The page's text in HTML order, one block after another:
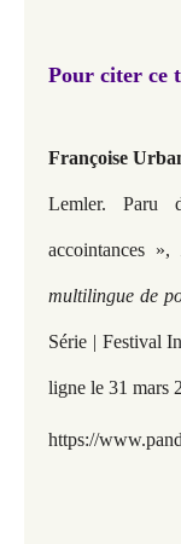
Pour citer ce
Françoise
Lemler. Paru
accointances »,
multilingue de
Série | Festival
ligne le 31 mars
https://